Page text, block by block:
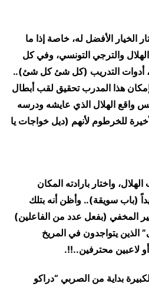
الخيار الأفضل له، خاصة إذا ما
الهلال والترجي التونسي، وفي كل
أدوات التدريب (كل شئ كل شئ)..
هذا المدرب تحقيق لقب أبطال
واقع الهلال الذي عايشه ودرسه
للخرطوم لأنهم (ديل خواجات يا
واختار بارادته المكان
(باب سويقة).. وأظن أنه بتلك
المخفي (بفعل عدد من الفاعلين)
الذين يتواجدون في المريخ
لاعبين محترفين..!!.
بداية من الصربي “دراكو